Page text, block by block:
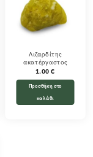
Λιζαρδίτης
ακατέργαστος
1.00 €
Προσθήκη στο
καλάθι